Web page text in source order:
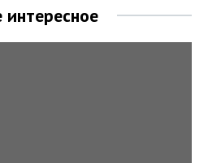
интересное